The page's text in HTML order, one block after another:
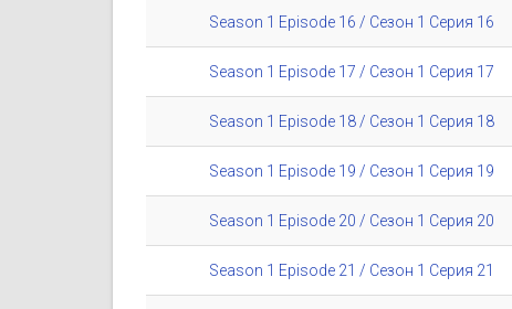
Season 1 Episode 16 / Сезон 1 Серия 16
Season 1 Episode 17 / Сезон 1 Серия 17
Season 1 Episode 18 / Сезон 1 Серия 18
Season 1 Episode 19 / Сезон 1 Серия 19
Season 1 Episode 20 / Сезон 1 Серия 20
Season 1 Episode 21 / Сезон 1 Серия 21